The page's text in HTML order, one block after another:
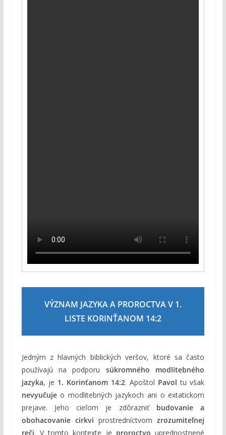
VÝZNAM JAZYKA A PROROCTVA V 1.
LISTE KORINŤANOM 14:2
Jedným z hlavných biblických veršov, ktoré sa často
používajú na podporu súkromného modlitebného
jazyka, je 1. Korinťanom 14:2. Apoštol Pavol tu však
nevyučujeo modlitebných jazykoch ani o extatickom
prejave. Jeho cieľom je zdôrazniť budovanie a
obohacovanie cirkvi prostredníctvomzrozumiteľnej
reči. V tomto kontexte je proroctvo uprednostnené